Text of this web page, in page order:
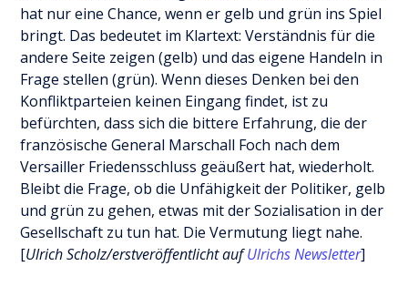
hat nur eine Chance, wenn er gelb und grün ins Spiel
bringt. Das bedeutet im Klartext: Verständnis für die
andere Seite zeigen (gelb) und das eigene Handeln in
Frage stellen (grün). Wenn dieses Denken bei den
Konfliktparteien keinen Eingang findet, ist zu
befürchten, dass sich die bittere Erfahrung, die der
französische General Marschall Foch nach dem
Versailler Friedensschluss geäußert hat, wiederholt.
Bleibt die Frage, ob die Unfähigkeit der Politiker, gelb
und grün zu gehen, etwas mit der Sozialisation in der
Gesellschaft zu tun hat. Die Vermutung liegt nahe.
[Ulrich Scholz/erstveröffentlicht aufUlrichs Newsletter]